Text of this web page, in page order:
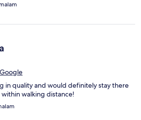
in quality and would definitely stay there
walking distance!